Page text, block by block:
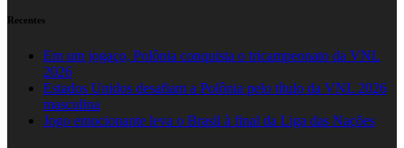
Recentes
Em um jogaço, Polônia conquista o tricampeonato da VNL
2026
Estados Unidos desafiam a Polônia pelo título da VNL 2026
masculina
Jogo emocionante leva o Brasil à final da Liga das Nações